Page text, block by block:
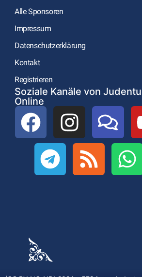
Alle Sponsoren
Impressum
Datenschutzerklärung
Kontakt
Registrieren
Soziale Kanäle von
Online